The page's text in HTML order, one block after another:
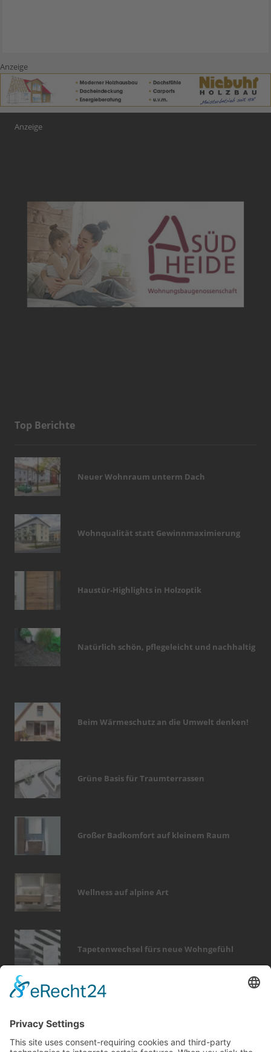
Anzeige
Anzeige
Top Berichte
Neuer Wohnraum unterm Dach
Wohnqualität statt Gewinnmaximierung
Haustür-Highlights in Holzoptik
Natürlich schön, pflegeleicht und nachhaltig
Beim Wärmeschutz an die Umwelt denken!
Grüne Basis für Traumterrassen
Großer Badkomfort auf kleinem Raum
Wellness auf alpine Art
Tapetenwechsel fürs neue Wohngefühl